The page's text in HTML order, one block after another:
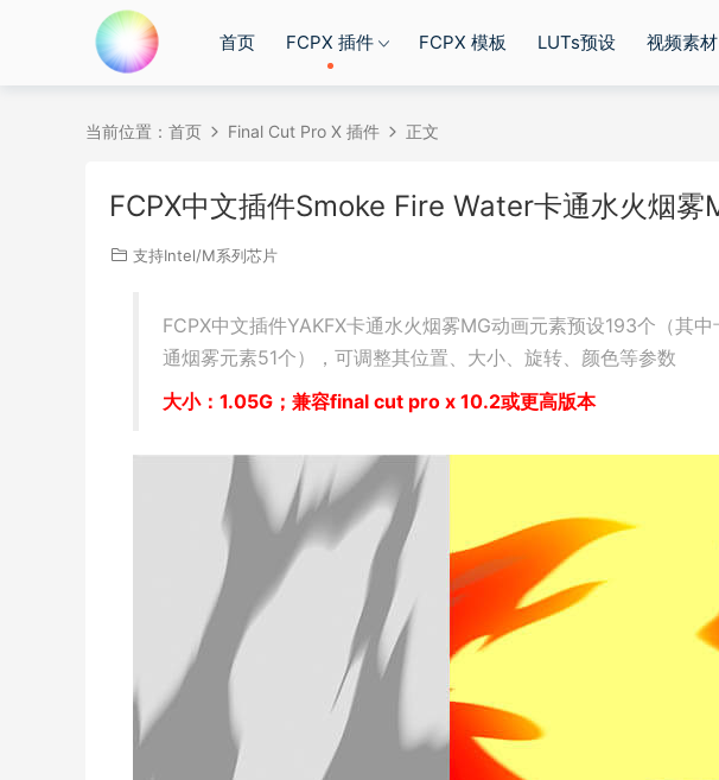
首页 FCPX 插件 FCPX 模板 LUTs预设 视频素材
当前位置： 首页 Final Cut Pro X 插件 正文
FCPX中文插件Smoke Fire Water卡通水火烟雾
支持Intel/M系列芯片
FCPX中文插件YAKFX卡通水火烟雾MG动画元素预设193个（其
通烟雾元素51个），可调整其位置、大小、旋转、颜色等参数
大小：1.05G；兼容final cut pro x 10.2或更高版本